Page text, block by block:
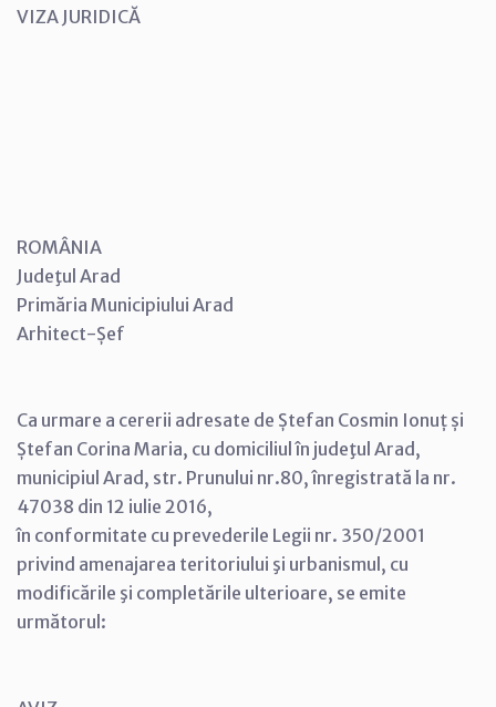
VIZA JURIDICĂ
ROMÂNIA
Judeţul Arad
Primăria Municipiului Arad
Arhitect-Șef
Ca urmare a cererii adresate de Ștefan Cosmin Ionuț și
Ștefan Corina Maria, cu domiciliul în judeţul Arad,
municipiul Arad, str. Prunului nr.80, înregistrată la nr.
47038 din 12 iulie 2016,
în conformitate cu prevederile Legii nr. 350/2001
privind amenajarea teritoriului şi urbanismul, cu
modificările şi completările ulterioare, se emite
următorul: